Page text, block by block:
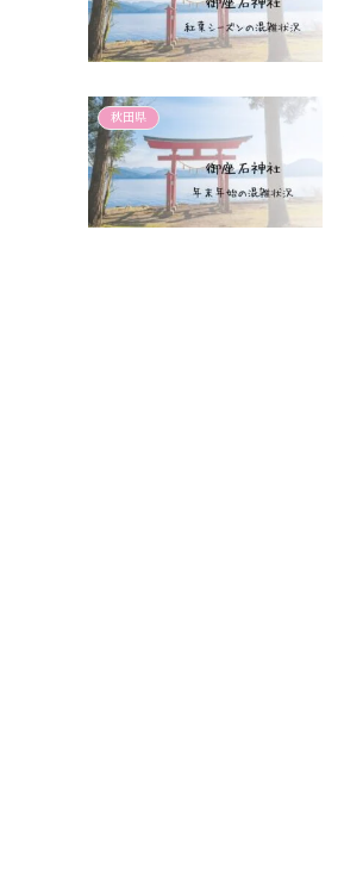
秋田県